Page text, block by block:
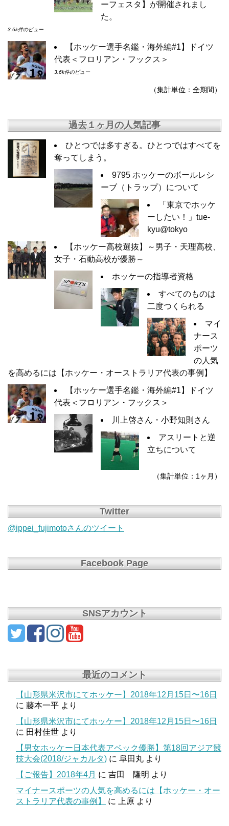
ーフェスタ】が開催されまし
た。
3.6k件のビュー
【ホッケー選手名鑑・海外編#1】ドイツ
代表＜フロリアン・フックス＞
3.6k件のビュー
（集計単位：全期間）
過去１ヶ月の人気記事
ひとつでは多すぎる。ひとつではすべてを
奪ってしまう。
9795 ホッケーのボールレシ
ーブ（トラップ）について
「東京でホッケ
ーしたい！」tue-
kyu@tokyo
【ホッケー高校選抜】～男子・天理高校、
女子・石動高校が優勝～
ホッケーの指導者資格
すべてのものは
二度つくられる
マイ
ナース
ポーツ
の人気
を高めるには【ホッケー・オーストラリア代表の事例】
【ホッケー選手名鑑・海外編#1】ドイツ
代表＜フロリアン・フックス＞
川上啓さん・小野知則さん
アスリートと逆
立ちについて
（集計単位：1ヶ月）
Twitter
@ippei_fujimotoさんのツイート
Facebook Page
SNSアカウント
最近のコメント
【山形県米沢市にてホッケー】2018年12月15日〜16日
に 藤本一平 より
【山形県米沢市にてホッケー】2018年12月15日〜16日
に 田村佳世 より
【男女ホッケー日本代表アベック優勝】第18回アジア競
技大会(2018/ジャカルタ) に 阜田丸 より
【ご報告】2018年4月 に 吉田 隆明 より
マイナースポーツの人気を高めるには【ホッケー・オー
ストラリア代表の事例】
に 上原 より